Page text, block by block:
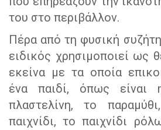
του στο περιβάλλον.
Πέρα από τη φυσική
ειδικός χρησιμοποιεί ως
εκείνα με τα οποία
ένα παιδί, όπως είναι
πλαστελίνη, το
παιχνίδι, το παιχνίδι